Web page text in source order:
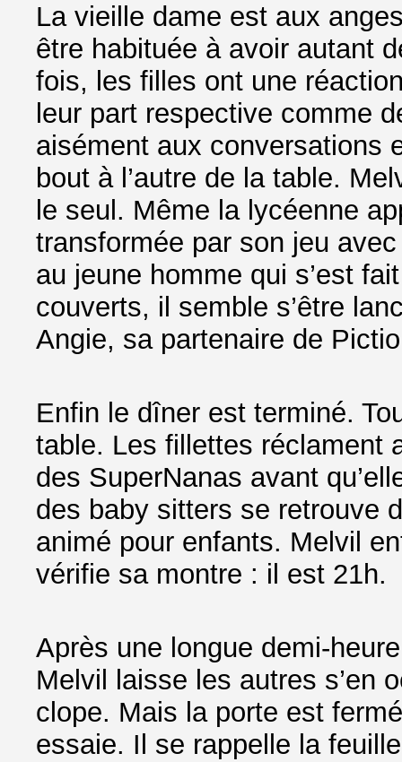
La vieille dame est aux
être habituée à avoir autant
fois, les filles ont une
leur part respective comme
aisément aux conversations
bout à l’autre de la table.
le seul. Même la lycéenne
transformée par son jeu
au jeune homme qui s’est
couverts, il semble s’être
Angie, sa partenaire de
Enfin le dîner est terminé.
table. Les fillettes réclament
des SuperNanas avant
des baby sitters se retrouve
animé pour enfants. Melvil
vérifie sa montre : il est 21h.
Après une longue demi-
Melvil laisse les autres s’en
clope. Mais la porte est
essaie. Il se rappelle la